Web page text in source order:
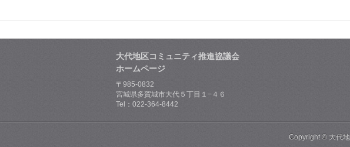
大代地区コミュニティ推進協議会
ホームページ
〒985-0832
宮城県多賀城市大代５丁目１−４６
Tel：022-364-8442
Copyright © 大代